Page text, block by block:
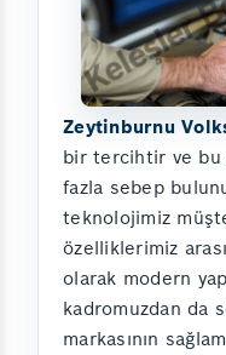
Zeytinburnu
bir tercihtir ve bu
fazla sebep
teknolojimiz
özelliklerimiz
olarak modern
kadromuzdan da
markasının